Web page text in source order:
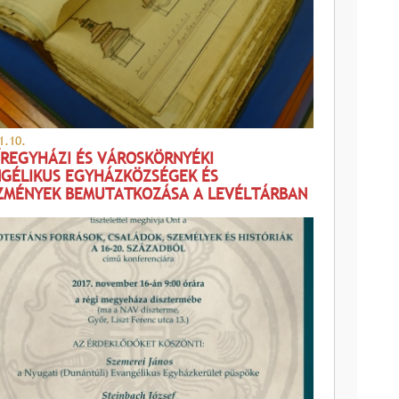
ÉS VÁROSKÖRNYÉKI
EGYHÁZKÖZSÉGEK ÉS
BEMUTATKOZÁSA A LEVÉLTÁRBAN